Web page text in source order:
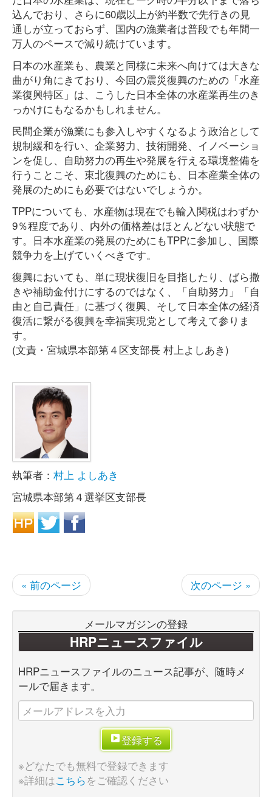
込んでおり、さらに60歳以上が約半数で先行きの見
通しが立っておらず、国内の漁業者は普段でも年間一
万人のペースで減り続けています。
日本の水産業も、農業と同様に未来へ向けては大きな
曲がり角にきており、今回の震災復興のための「水産
業復興特区」は、こうした日本全体の水産業再生のき
っかけにもなるかもしれません。
民間企業が漁業にも参入しやすくなるよう政治として
規制緩和を行い、企業努力、技術開発、イノベーショ
ンを促し、自助努力の再生や発展を行える環境整備を
行うことこそ、東北復興のためにも、日本産業全体の
発展のためにも必要ではないでしょうか。
TPPについても、水産物は現在でも輸入関税はわずか
9％程度であり、内外の価格差はほとんどない状態で
す。日本水産業の発展のためにもTPPに参加し、国際
競争力を上げていくべきです。
復興においても、単に現状復旧を目指したり、ばら撒
きや補助金付けにするのではなく、「自助努力」「自
由と自己責任」に基づく復興、そして日本全体の経済
復活に繋がる復興を幸福実現党として考えて参りま
す。
(文責・宮城県本部第４区支部長 村上よしあき)
執筆者： 村上 よしあき
宮城県本部第４選挙区支部長
« 前のページ 次のページ »
メールマガジンの登録
HRPニュースファイル
HRPニュースファイルのニュース記事が、随時メ
ールで届きます。
登録する
※どなたでも無料で登録できます
※詳細はこちらをご確認ください